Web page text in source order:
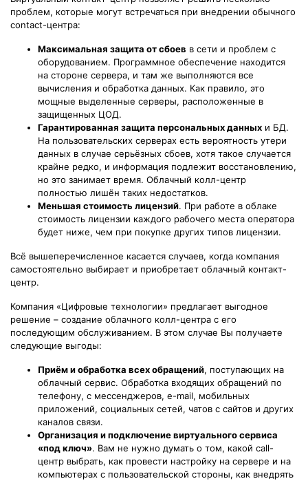
проблем, которые могут встречаться при внедрении обычного
contact-центра:
Максимальная защита от сбоев в сети и проблем с
оборудованием. Программное обеспечение находится
на стороне сервера, и там же выполняются все
вычисления и обработка данных. Как правило, это
мощные выделенные серверы, расположенные в
защищенных ЦОД.
Гарантированная защита персональных данных и БД.
На пользовательских серверах есть вероятность утери
данных в случае серьёзных сбоев, хотя такое случается
крайне редко, и информация подлежит восстановлению,
но это занимает время. Облачный колл-центр
полностью лишён таких недостатков.
Меньшая стоимость лицензий. При работе в облаке
стоимость лицензии каждого рабочего места оператора
будет ниже, чем при покупке других типов лицензии.
Всё вышеперечисленное касается случаев, когда компания
самостоятельно выбирает и приобретает облачный контакт-
центр.
Компания «Цифровые технологии» предлагает выгодное
решение – создание облачного колл-центра с его
последующим обслуживанием. В этом случае Вы получаете
следующие выгоды:
Приём и обработка всех обращений, поступающих на
облачный сервис. Обработка входящих обращений по
телефону, с мессенджеров, e-mail, мобильных
приложений, социальных сетей, чатов с сайтов и других
каналов связи.
Организация и подключение виртуального сервиса
«под ключ». Вам не нужно думать о том, какой call-
центр выбрать, как провести настройку на сервере и на
компьютерах с пользовательской стороны, как внедрять